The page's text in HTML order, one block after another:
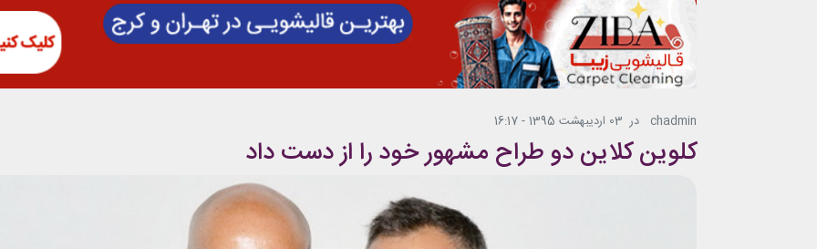
chadmin در 03 اردیبهشت 1395 - 16:17
کلوین کلاین دو طراح مشهور خود را از دست داد